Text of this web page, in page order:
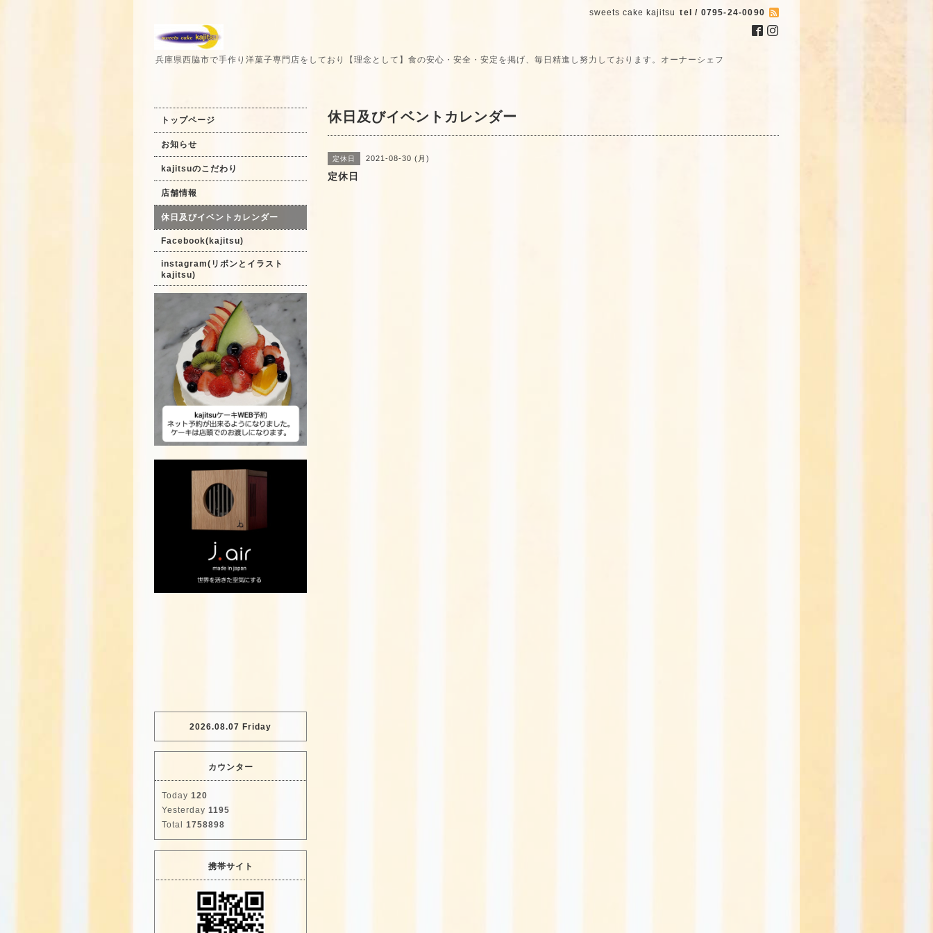
sweets cake kajitsu tel / 0795-24-0090
兵庫県西脇市で手作り洋菓子専門店をしており【理念として】食の安心・安全・安定を掲げ、毎日精進し努力しております。オーナーシェフ
休日及びイベントカレンダー
定休日 2021-08-30 (月)
定休日
トップページ
お知らせ
kajitsuのこだわり
店舗情報
休日及びイベントカレンダー
Facebook(kajitsu)
instagram(リボンとイラスト
kajitsu)
2026.08.07 Friday
カウンター
Today 120
Yesterday 1195
Total 1758898
携帯サイト